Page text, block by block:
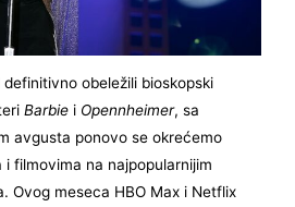
definitivno obeležili bioskopski
Barbiei Opennheimer, sa
avgusta ponovo se okrećemo
i filmovima na najpopularnijim
Ovog meseca HBO Max i Netflix